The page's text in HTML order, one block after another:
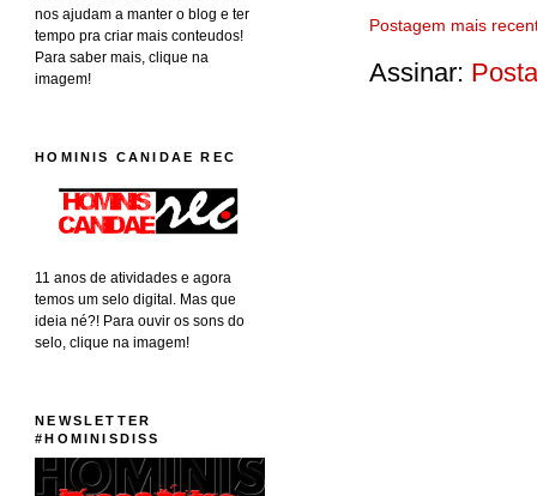
Postagem mais
Assinar:
nos ajudam a manter o blog e ter
tempo pra criar mais conteudos!
Para saber mais, clique na
imagem!
HOMINIS CANIDAE REC
11 anos de atividades e agora
temos um selo digital. Mas que
ideia né?! Para ouvir os sons do
selo, clique na imagem!
NEWSLETTER
#HOMINISDISS